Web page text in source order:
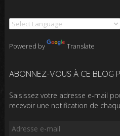
Powered by Translate
ABONNEZ-VOUS À CE BLOG
Saisissez votre adresse e-mail
recevoir une notification de
Adresse